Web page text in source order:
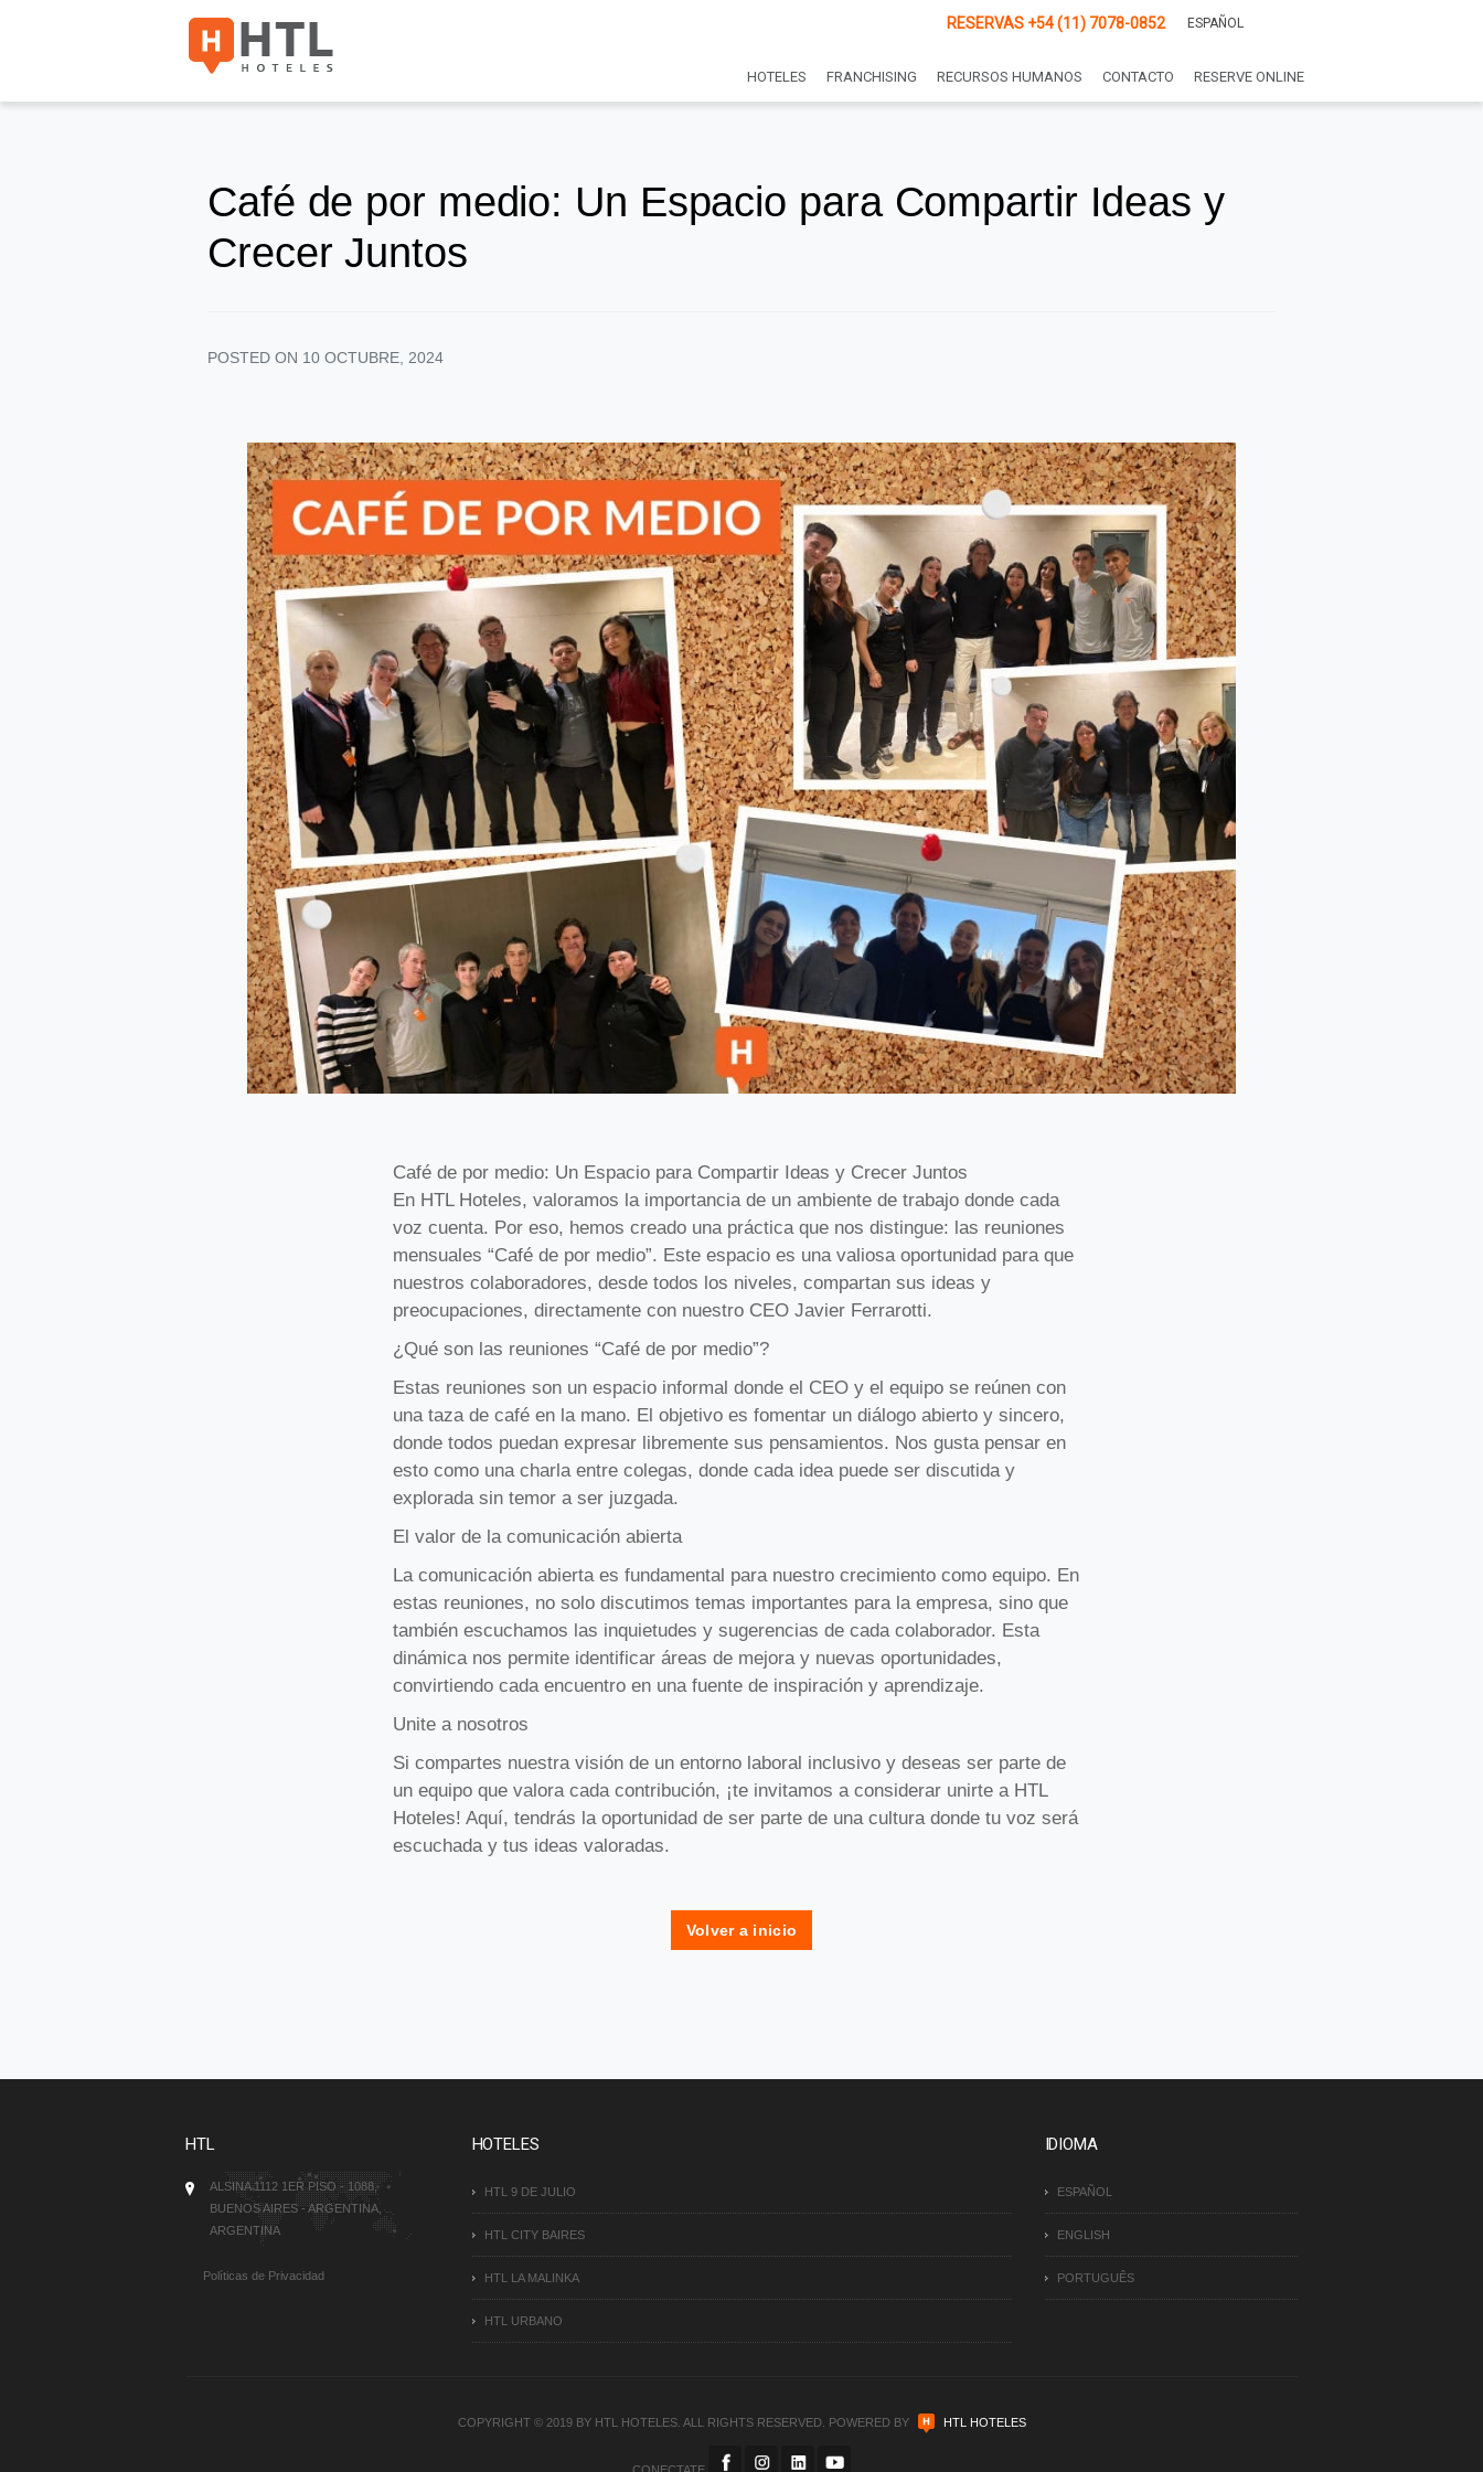
RESERVAS +54 (11) 7078-0852 ESPAÑOL
HOTELES FRANCHISING RECURSOS HUMANOS CONTACTO RESERVE ONLINE
Café de por medio: Un Espacio para Compartir Ideas y
Crecer Juntos
POSTED ON 10 OCTUBRE, 2024
Café de por medio: Un Espacio para Compartir Ideas y Crecer Juntos
En HTL Hoteles, valoramos la importancia de un ambiente de trabajo donde cada
voz cuenta. Por eso, hemos creado una práctica que nos distingue: las reuniones
mensuales “Café de por medio”. Este espacio es una valiosa oportunidad para que
nuestros colaboradores, desde todos los niveles, compartan sus ideas y
preocupaciones, directamente con nuestro CEO Javier Ferrarotti.
¿Qué son las reuniones “Café de por medio”?
Estas reuniones son un espacio informal donde el CEO y el equipo se reúnen con
una taza de café en la mano. El objetivo es fomentar un diálogo abierto y sincero,
donde todos puedan expresar libremente sus pensamientos. Nos gusta pensar en
esto como una charla entre colegas, donde cada idea puede ser discutida y
explorada sin temor a ser juzgada.
El valor de la comunicación abierta
La comunicación abierta es fundamental para nuestro crecimiento como equipo. En
estas reuniones, no solo discutimos temas importantes para la empresa, sino que
también escuchamos las inquietudes y sugerencias de cada colaborador. Esta
dinámica nos permite identificar áreas de mejora y nuevas oportunidades,
convirtiendo cada encuentro en una fuente de inspiración y aprendizaje.
Unite a nosotros
Si compartes nuestra visión de un entorno laboral inclusivo y deseas ser parte de
un equipo que valora cada contribución, ¡te invitamos a considerar unirte a HTL
Hoteles! Aquí, tendrás la oportunidad de ser parte de una cultura donde tu voz será
escuchada y tus ideas valoradas.
Volver a inicio
HTL
ALSINA 1112 1ER PISO - 1088,
BUENOS AIRES - ARGENTINA,
ARGENTINA
Políticas de Privacidad
HOTELES
HTL 9 DE JULIO
HTL CITY BAIRES
HTL LA MALINKA
HTL URBANO
IDIOMA
ESPAÑOL
ENGLISH
PORTUGUÊS
COPYRIGHT © 2019 BY HTL HOTELES. ALL RIGHTS RESERVED. POWERED BY HTL HOTELES